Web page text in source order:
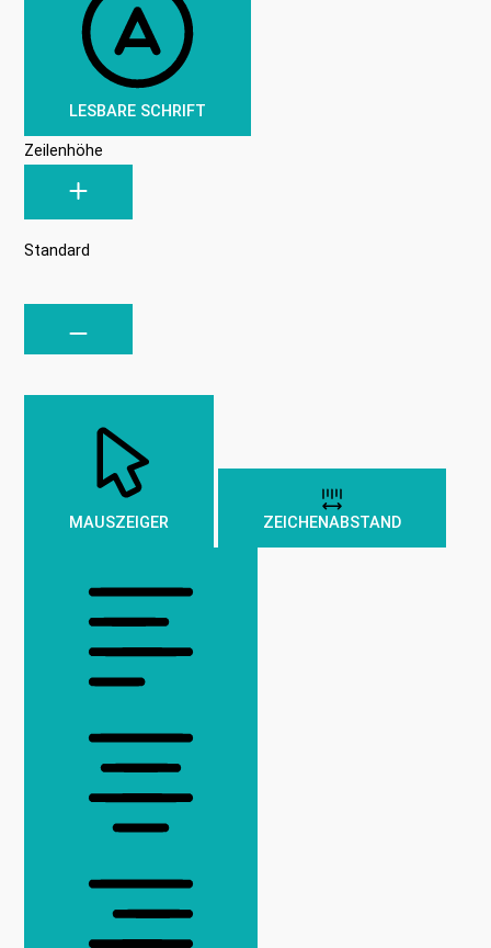
LESBARE SCHRIFT
Zeilenhöhe
Standard
MAUSZEIGER ZEICHENABSTAND